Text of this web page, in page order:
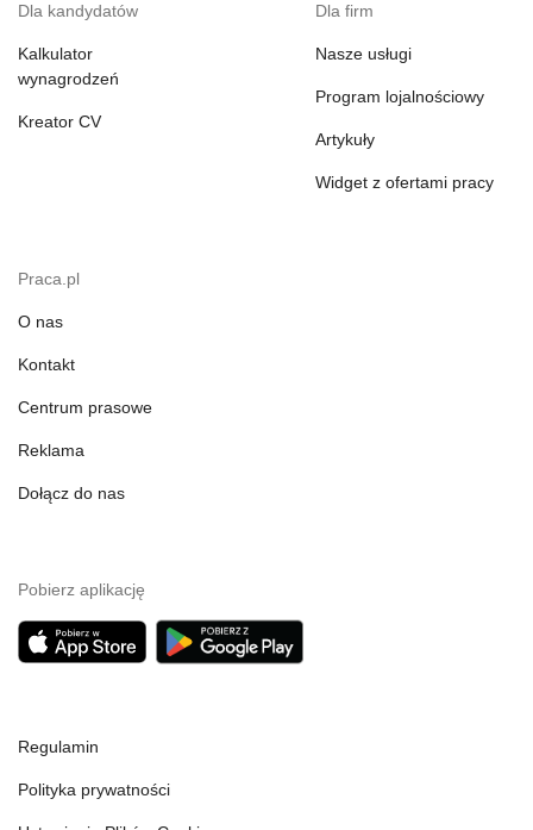
Dla kandydatów
Kalkulator
wynagrodzeń
Kreator CV
Dla firm
Nasze usługi
Program lojalnościowy
Artykuły
Widget z ofertami pracy
Praca.pl
O nas
Kontakt
Centrum prasowe
Reklama
Dołącz do nas
Pobierz aplikację
Regulamin
Polityka prywatności